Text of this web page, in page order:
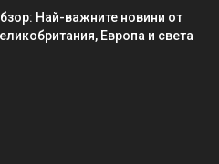
Най-важните новини от
Европа и света